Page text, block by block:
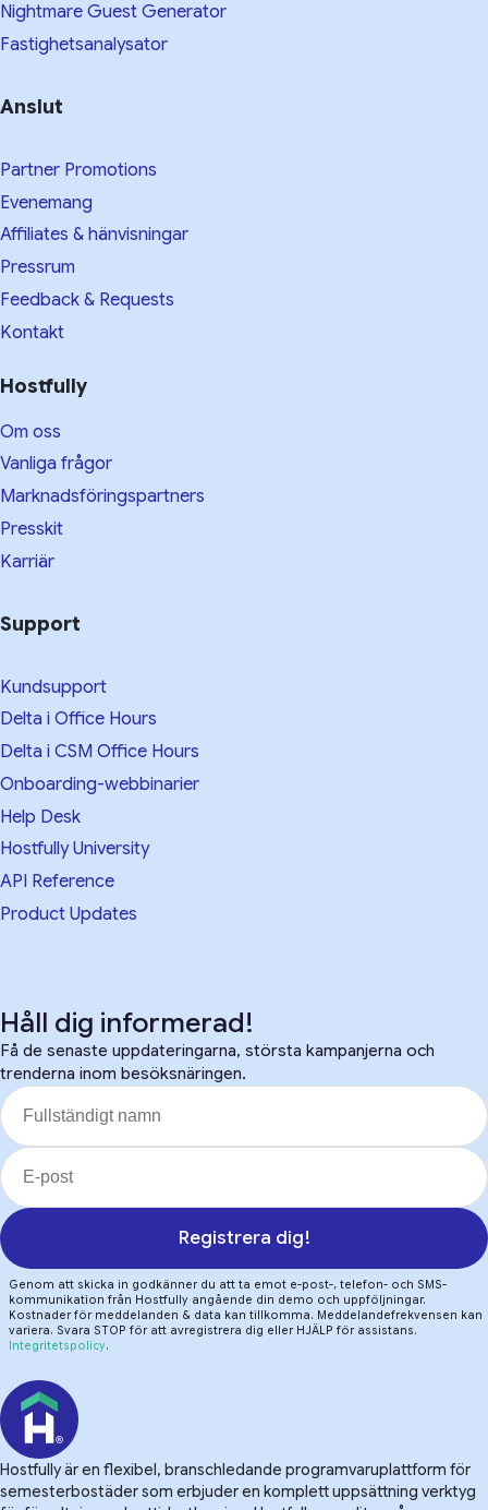
Nightmare Guest Generator
Fastighetsanalysator
Anslut
Partner Promotions
Evenemang
Affiliates & hänvisningar
Pressrum
Feedback & Requests
Kontakt
Hostfully
Om oss
Vanliga frågor
Marknadsföringspartners
Presskit
Karriär
Support
Kundsupport
Delta i Office Hours
Delta i CSM Office Hours
Onboarding-webbinarier
Help Desk
Hostfully University
API Reference
Product Updates
Håll dig informerad!
Få de senaste uppdateringarna, största kampanjerna och
trenderna inom besöksnäringen.
Registrera dig!
Genom att skicka in godkänner du att ta emot e-post-, telefon- och SMS-
kommunikation från Hostfully angående din demo och uppföljningar.
Kostnader för meddelanden & data kan tillkomma. Meddelandefrekvensen kan
variera. Svara STOP för att avregistrera dig eller HJÄLP för assistans.
Integritetspolicy.
Hostfully är en flexibel, branschledande programvaruplattform för
semesterbostäder som erbjuder en komplett uppsättning verktyg